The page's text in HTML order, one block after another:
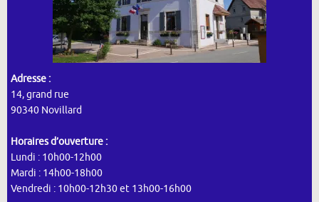
Adresse :
14, grand rue
90340 Novillard
Horaires d’ouverture :
Lundi : 10h00-12h00
Mardi : 14h00-18h00
Vendredi : 10h00-12h30 et 13h00-16h00